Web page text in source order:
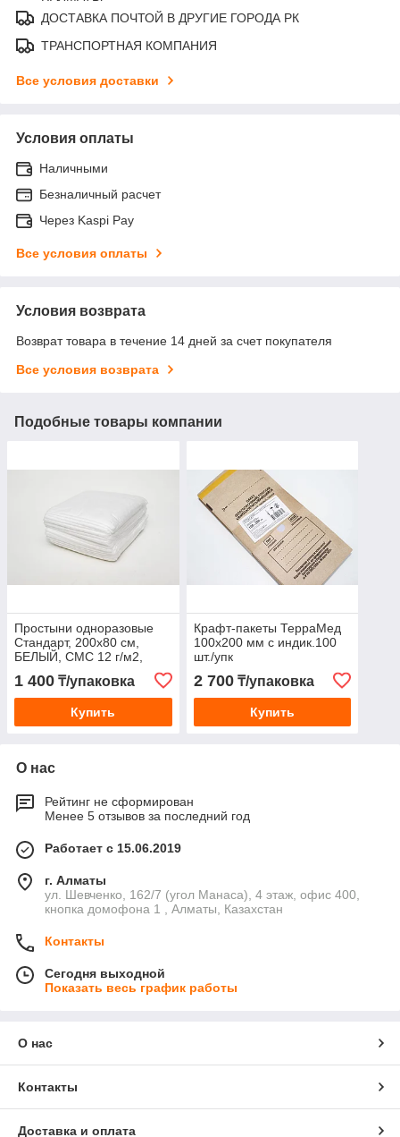
ДОСТАВКА ПОЧТОЙ В ДРУГИЕ ГОРОДА РК
ТРАНСПОРТНАЯ КОМПАНИЯ
Все условия доставки
Условия оплаты
Наличными
Безналичный расчет
Через Kaspi Pay
Все условия оплаты
Условия возврата
Возврат товара в течение 14 дней за счет покупателя
Все условия возврата
Подобные товары компании
Простыни одноразовые
Стандарт, 200х80 см,
БЕЛЫЙ, СМС 12 г/м2,
Чистовье, упаковка 20 шт.
1 400 ₸/упаковка
Купить
Крафт-пакеты ТерраМед
100х200 мм с индик.100
шт./упк
2 700₸/упаковка
Купить
О нас
Рейтинг не сформирован
Менее 5 отзывов за последний год
Работает с 15.06.2019
г. Алматы
ул. Шевченко, 162/7 (угол Манаса), 4 этаж, офис 400,
кнопка домофона 1 , Алматы, Казахстан
Контакты
Сегодня выходной
Показать весь график работы
О нас
Контакты
Доставка и оплата